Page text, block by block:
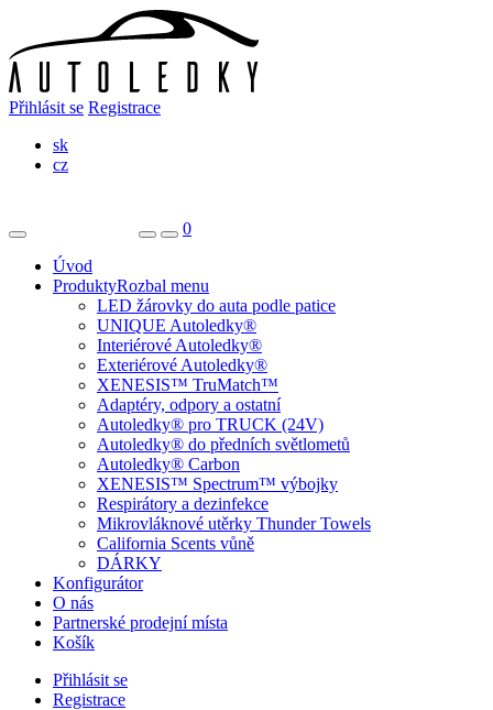
Přihlásit se Registrace
sk
cz
0
Úvod
ProduktyRozbal menu
LED žárovky do auta podle patice
UNIQUE Autoledky®
Interiérové Autoledky®
Exteriérové Autoledky®
XENESIS™ TruMatch™
Adaptéry, odpory a ostatní
Autoledky® pro TRUCK (24V)
Autoledky® do předních světlometů
Autoledky® Carbon
XENESIS™ Spectrum™ výbojky
Respirátory a dezinfekce
Mikrovláknové utěrky Thunder Towels
California Scents vůně
DÁRKY
Konfigurátor
O nás
Partnerské prodejní místa
Košík
Přihlásit se
Registrace